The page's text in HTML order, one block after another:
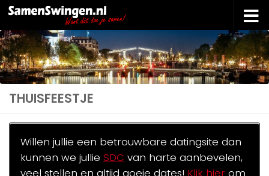
Doorgaan naar inhoud
THUISFEESTJE
Willen jullie een betrouwbare datingsite dan
kunnen we jullie SDC van harte aanbevelen,
veel stellen en altijd goeie dates! Klik hierom